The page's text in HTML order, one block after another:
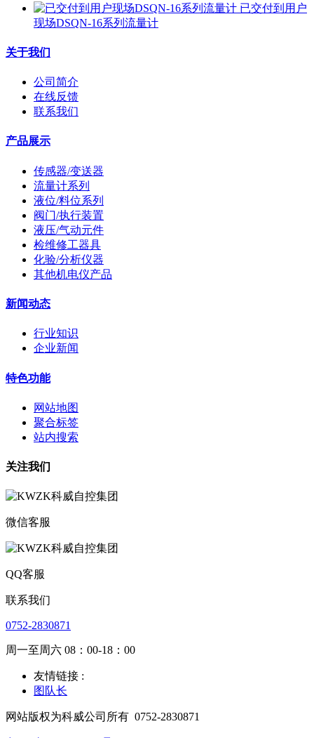
已交付到用户
现场DSQN-16系列流量计
关于我们
公司简介
在线反馈
联系我们
产品展示
传感器/变送器
流量计系列
液位/料位系列
阀门/执行装置
液压/气动元件
检维修工器具
化验/分析仪器
其他机电仪产品
新闻动态
行业知识
企业新闻
特色功能
网站地图
聚合标签
站内搜索
关注我们
微信客服
QQ客服
联系我们
0752-2830871
周一至周六 08：00-18：00
友情链接 :
图队长
网站版权为科威公司所有 0752-2830871